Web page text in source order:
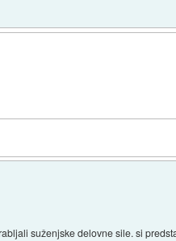
suženjske delovne sile. si